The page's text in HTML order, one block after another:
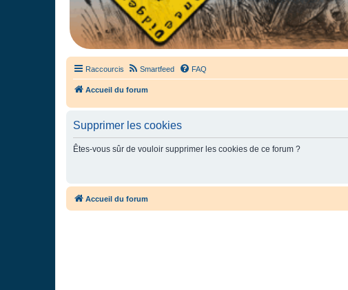
Raccourcis Smartfeed FAQ
Accueil du forum
Supprimer les cookies
Êtes-vous sûr de vouloir supprimer les cookies de ce forum ?
Accueil du forum